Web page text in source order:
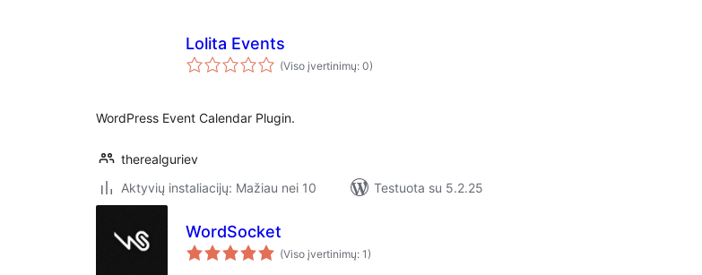
Lolita Events
(Viso įvertinimų: 0)
WordPress Event Calendar Plugin.
therealguriev
Aktyvių instaliacijų: Mažiau nei 10
Testuota su 5.2.25
WordSocket
(Viso įvertinimų: 1)